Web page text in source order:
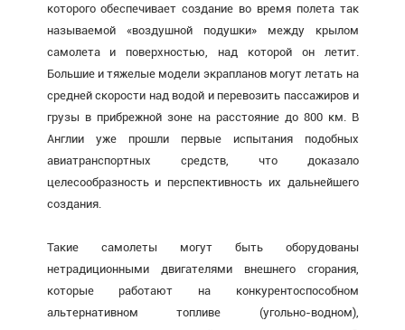
которого обеспечивает создание во время полета так
называемой «воздушной подушки» между крылом
самолета и поверхностью, над которой он летит.
Большие и тяжелые модели экрапланов могут летать на
средней скорости над водой и перевозить пассажиров и
грузы в прибрежной зоне на расстояние до 800 км. В
Англии уже прошли первые испытания подобных
авиатранспортных средств, что доказало
целесообразность и перспективность их дальнейшего
создания.
Такие самолеты могут быть оборудованы
нетрадиционными двигателями внешнего сгорания,
которые работают на конкурентоспособном
альтернативном топливе (угольно-водном),